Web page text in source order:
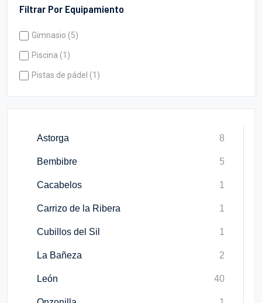
Filtrar Por Equipamiento
Gimnasio (5)
Piscina (1)
Pistas de pádel (1)
Astorga 8
Bembibre 5
Cacabelos 1
Carrizo de la Ribera 1
Cubillos del Sil 1
La Bañeza 2
León 40